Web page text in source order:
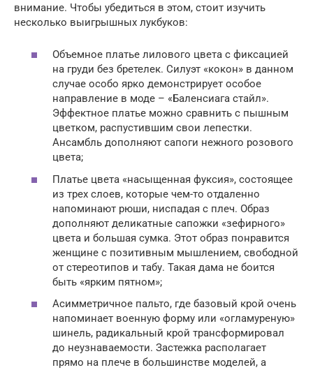
внимание. Чтобы убедиться в этом, стоит изучить
несколько выигрышных лукбуков:
Объемное платье лилового цвета с фиксацией
на груди без бретелек. Силуэт «кокон» в данном
случае особо ярко демонстрирует особое
направление в моде – «Баленсиага стайл».
Эффектное платье можно сравнить с пышным
цветком, распустившим свои лепестки.
Ансамбль дополняют сапоги нежного розового
цвета;
Платье цвета «насыщенная фуксия», состоящее
из трех слоев, которые чем-то отдаленно
напоминают рюши, ниспадая с плеч. Образ
дополняют деликатные сапожки «зефирного»
цвета и большая сумка. Этот образ понравится
женщине с позитивным мышлением, свободной
от стереотипов и табу. Такая дама не боится
быть «ярким пятном»;
Асимметричное пальто, где базовый крой очень
напоминает военную форму или «огламуреную»
шинель, радикальный крой трансформировал
до неузнаваемости. Застежка располагает
прямо на плече в большинстве моделей, а